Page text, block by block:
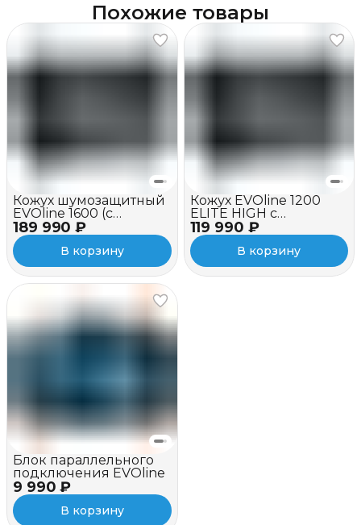
Похожие товары
189 990 ₽
Кожух шумозащитный
EVOline 1600 (c
вентилятором и
зимним пакетом)
В корзину
119 990 ₽
Кожух EVOline 1200
ELITE HIGH c
вентилятором
В корзину
9 990 ₽
Блок параллельного
подключения EVOline
В корзину